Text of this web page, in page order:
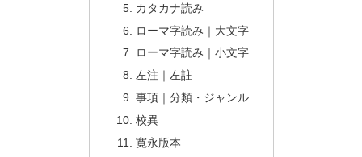
カタカナ読み
ローマ字読み｜大文字
ローマ字読み｜小文字
左注｜左註
事項｜分類・ジャンル
校異
寛永版本